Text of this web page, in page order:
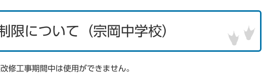
限について（宗岡中学校）
修工事期間中は使用ができません。